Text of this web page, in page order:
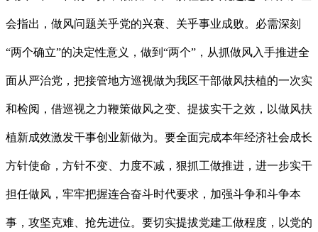
会指出，做风问题关乎党的兴衰、关乎事业成败。必需深刻
“两个确立”的决定性意义，做到“两个”，从抓做风入手推进全
面从严治党，把接管地方巡视做为我区干部做风扶植的一次实
和检阅，借巡视之力鞭策做风之变、提拔实干之效，以做风扶
植新成效激发干事创业新做为。要全面完成本年经济社会成长
方针使命，方针不变、力度不减，狠抓工做推进，进一步实干
担任做风，牢牢把握连合奋斗时代要求，加强斗争和斗争本
事，攻坚克难、抢先进位。要切实提拔党建工做程度，以党的